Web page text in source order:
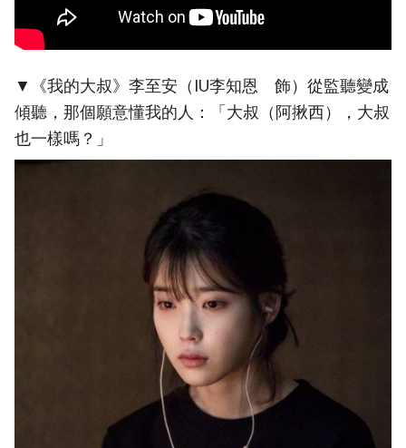
▼《我的大叔》李至安（IU李知恩 飾）從監聽變成
傾聽，那個願意懂我的人：「大叔（阿揪西），大叔
也一樣嗎？」